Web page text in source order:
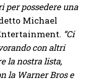
per possedere una
Michael
“Ci
con altri
la nostra lista,
la Warner Bros e